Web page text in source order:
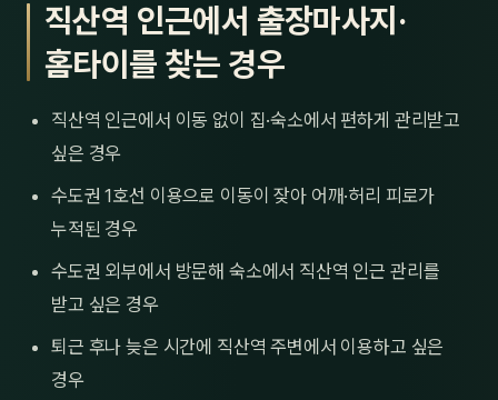
직산역 인근에서 출장마사지·
홈타이를 찾는 경우
직산역 인근에서 이동 없이 집·숙소에서 편하게 관리받고
싶은 경우
수도권 1호선 이용으로 이동이 잦아 어깨·허리 피로가
누적된 경우
수도권 외부에서 방문해 숙소에서 직산역 인근 관리를
받고 싶은 경우
퇴근 후나 늦은 시간에 직산역 주변에서 이용하고 싶은
경우